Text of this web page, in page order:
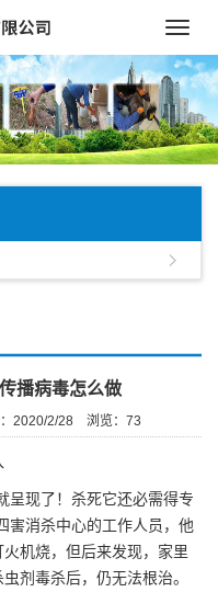
播病毒怎么做
：2020/2/28 浏览： 73
呈现了！杀死它还必需得专
害消杀中心的工作人员，他
机烧，但后来发现，家里
剂毒杀后，仍无法根治。